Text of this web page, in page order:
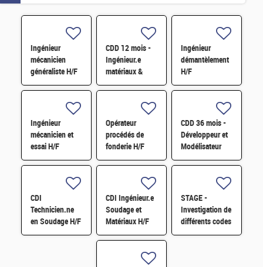
Ingénieur
mécanicien
généraliste H/F
CDD 12 mois -
Ingénieur.e
matériaux &
soudage H/F
Ingénieur
démantèlement
H/F
Ingénieur
mécanicien et
essai H/F
Opérateur
procédés de
fonderie H/F
CDD 36 mois -
Développeur et
Modélisateur
Thermomécanique
CDI
Technicien.ne
en Soudage H/F
CDI Ingénieur.e
Soudage et
Matériaux H/F
STAGE -
Investigation de
différents codes
aux éléments